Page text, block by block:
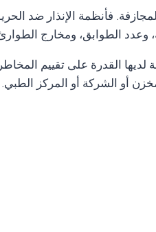
فأنظمة الإنذار ضد
الطوابق، ومخارج
لديها القدرة على تقييم
أو الشركة أو المركز